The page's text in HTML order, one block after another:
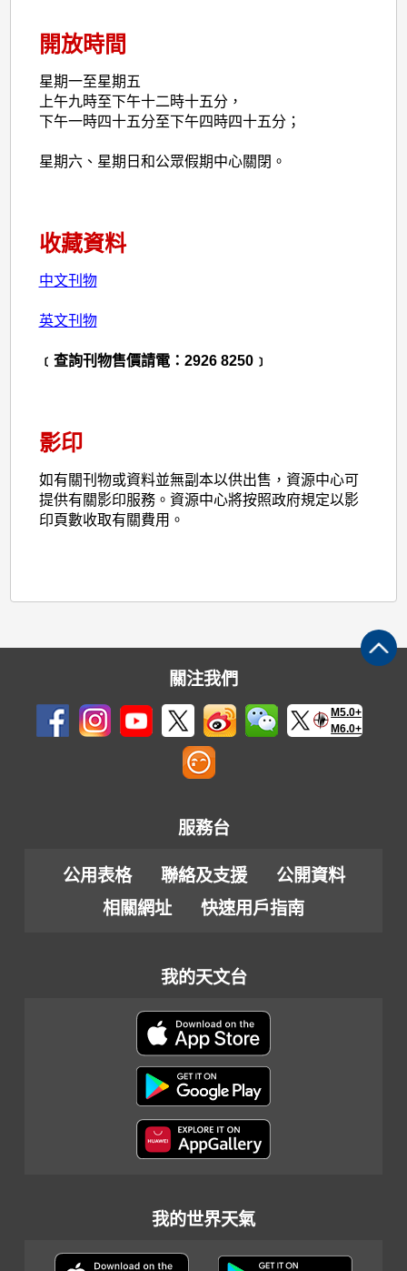
開放時間
星期一至星期五
上午九時至下午十二時十五分，
下午一時四十五分至下午四時四十五分；
星期六、星期日和公眾假期中心關閉。
收藏資料
中文刊物
英文刊物
﹝查詢刊物售價請電：2926 8250﹞
影印
如有關刊物或資料並無副本以供出售，資源中心可
提供有關影印服務。資源中心將按照政府規定以影
印頁數收取有關費用。
關注我們
M5.0+
M6.0+
服務台
公用表格 聯絡及支援
公開資料
相關網址
快速用戶指南
我的天文台
我的世界天氣